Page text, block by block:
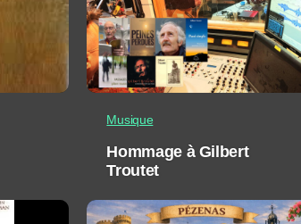
Musique
Hommage à Gilbert
Troutet